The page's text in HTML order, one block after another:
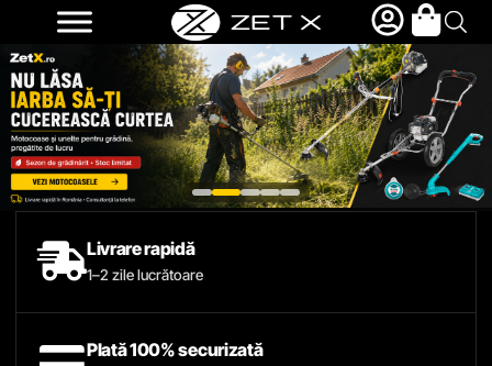
Livrare rapidă
1–2 zile lucrătoare
Plată 100% securizată